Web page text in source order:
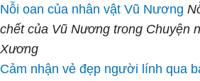
Nỗi oan của nhân vật Vũ Nương
chết của Vũ Nương trong Chuyện
Xương
Cảm nhận vẻ đẹp người lính qua